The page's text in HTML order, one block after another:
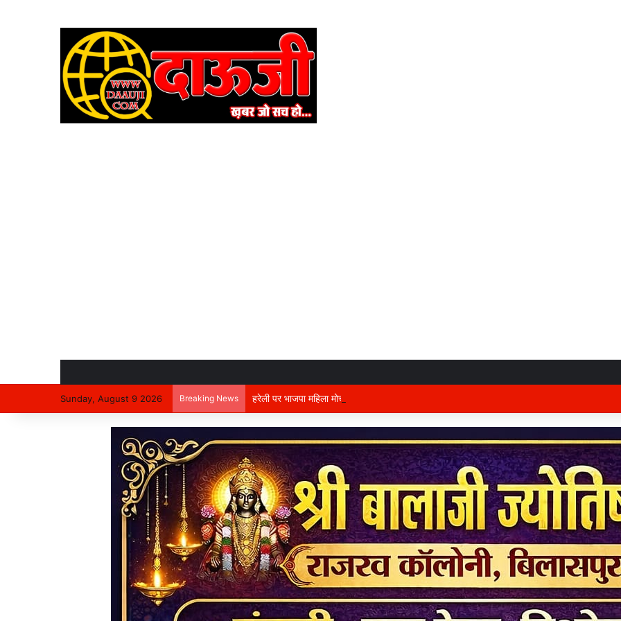
Sunday, August 9 2026 Breaking News हरेली पर भाजपा महिला मोर्चा का प्रदेश कार्यालय में होगा भव्य आयोजन, अध्यक्ष विभा अवस्थी ने तैयारियों को